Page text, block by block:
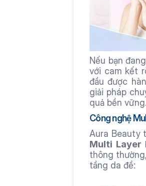
Nếu bạn
với cam kết
đầu được
giải pháp
quả bền vững.
Công nghệ
Multi Layer
thông
tầng da để: